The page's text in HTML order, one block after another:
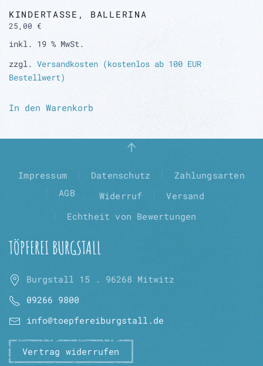
KINDERTASSE, BALLERINA
25,00 €
inkl. 19 % MwSt.
zzgl. Versandkosten (kostenlos ab 100 EUR
Bestellwert)
In den Warenkorb
Impressum Datenschutz
Zahlungsarten
AGB
Widerruf
Versand
Echtheit von Bewertungen
TÖPFEREI BURGSTALL
Burgstall 15 . 96268 Mitwitz
09266 9800
info@toepfereiburgstall.de
Vertrag widerrufen